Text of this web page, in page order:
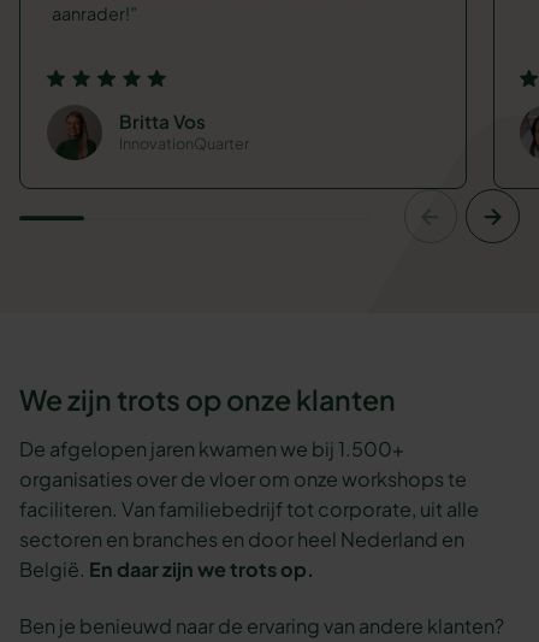
aanrader!
Britta Vos
InnovationQuarter
We zijn trots op onze klanten
De afgelopen jaren kwamen we bij 1.500+
organisaties over de vloer om onze workshops te
faciliteren. Van familiebedrijf tot corporate, uit alle
sectoren en branches en door heel Nederland en
België. En daar zijn we trots op.
Ben je benieuwd naar de ervaring van andere klanten?